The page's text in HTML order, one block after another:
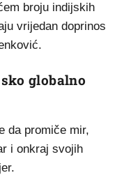
broju indijskih
vrijedan doprinos
globalno
da promiče mir,
i onkraj svojih